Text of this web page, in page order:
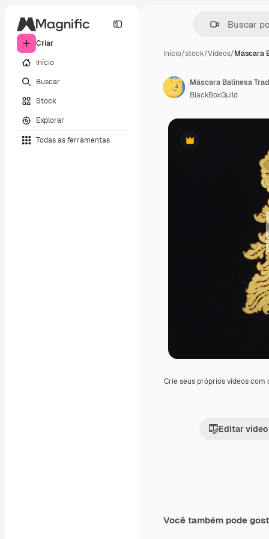
Criar
Início
Buscar
Stock
Explorar
Todas as ferramentas
Início/stock/Vídeos/Máscara
Premium
Crie seus próprios vídeos com
Editar vídeo
BlackBoxGuild
Você também pode